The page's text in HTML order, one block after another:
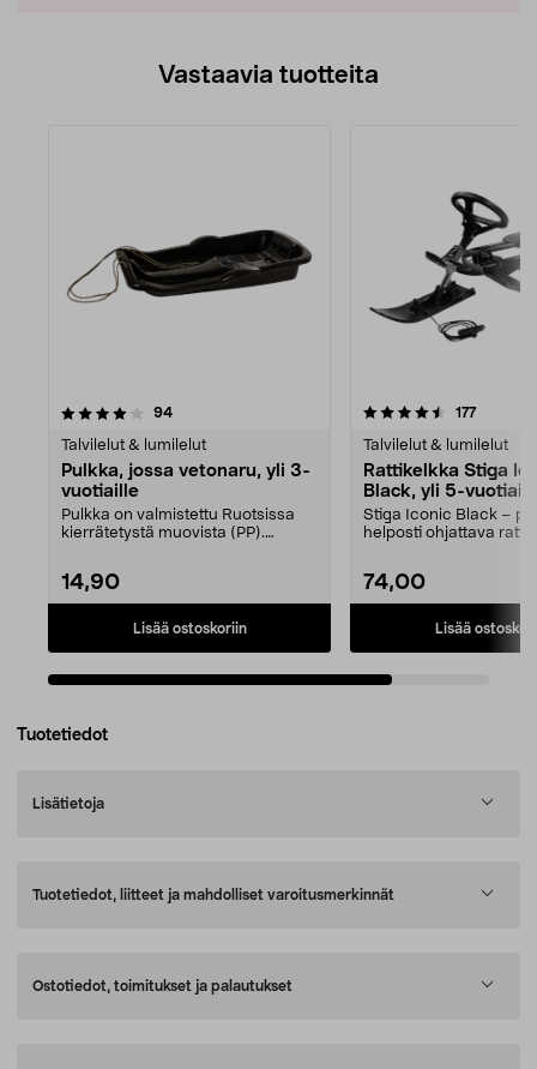
Vastaavia tuotteita
94arvostelut
Talvilelut & lumilelut
Pulkka, jossa vetonaru, yli 3-
vuotiaille
Pulkka on valmistettu Ruotsissa
kierrätetystä muovista (PP).
14,90
Lisää ostoskoriin
4.5viidestä
177
Talvilelut & lumilelut
Rattikelkka Stiga
Black, yli 5-
Stiga Iconic Black –
helposti ohjattava
74,00
Lisää
Tuotetiedot
Lisätietoja
Tuotetiedot, liitteet ja mahdolliset varoitusmerkinnät
Ostotiedot, toimitukset ja palautukset